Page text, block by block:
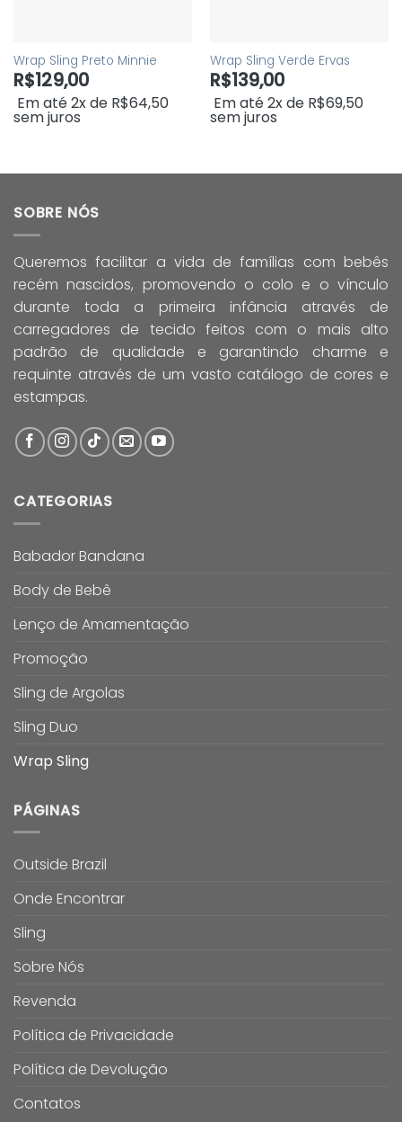
Wrap Sling Preto Minnie
R$129,00
Em até 2x de R$64,50
sem juros
Wrap Sling Verde Ervas
R$139,00
Em até 2x de R$69,50
sem juros
SOBRE NÓS
Queremos facilitar a vida de famílias com bebês
recém nascidos, promovendo o colo e o vínculo
durante toda a primeira infância através de
carregadores de tecido feitos com o mais alto
padrão de qualidade e garantindo charme e
requinte através de um vasto catálogo de cores e
estampas.
CATEGORIAS
Babador Bandana
Body de Bebê
Lenço de Amamentação
Promoção
Sling de Argolas
Sling Duo
Wrap Sling
PÁGINAS
Outside Brazil
Onde Encontrar
Sling
Sobre Nós
Revenda
Política de Privacidade
Política de Devolução
Contatos